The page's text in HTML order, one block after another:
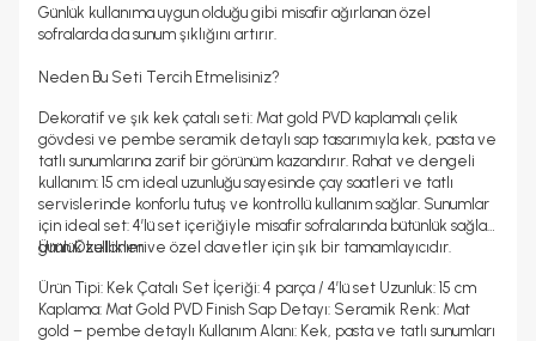
Günlük kullanıma uygun olduğu gibi misafir ağırlanan özel
sofralarda da sunum şıklığını artırır.
Neden Bu Seti Tercih Etmelisiniz?
Dekoratif ve şık kek çatalı seti: Mat gold PVD kaplamalı çelik
gövdesi ve pembe seramik detaylı sap tasarımıyla kek, pasta ve
tatlı sunumlarına zarif bir görünüm kazandırır. Rahat ve dengeli
kullanım: 15 cm ideal uzunluğu sayesinde çay saatleri ve tatlı
servislerinde konforlu tutuş ve kontrollü kullanım sağlar. Sunumlar
için ideal set: 4’lü set içeriğiyle misafir sofralarında bütünlük sağlar;
günlük kullanım ve özel davetler için şık bir tamamlayıcıdır.
Ürün Özellikleri
Ürün Tipi: Kek Çatalı Set İçeriği: 4 parça / 4’lü set Uzunluk: 15 cm
Kaplama: Mat Gold PVD Finish Sap Detayı: Seramik Renk: Mat
gold – pembe detaylı Kullanım Alanı: Kek, pasta ve tatlı sunumları